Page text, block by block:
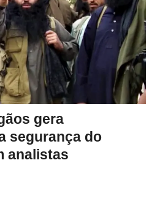
gera
segurança do
analistas